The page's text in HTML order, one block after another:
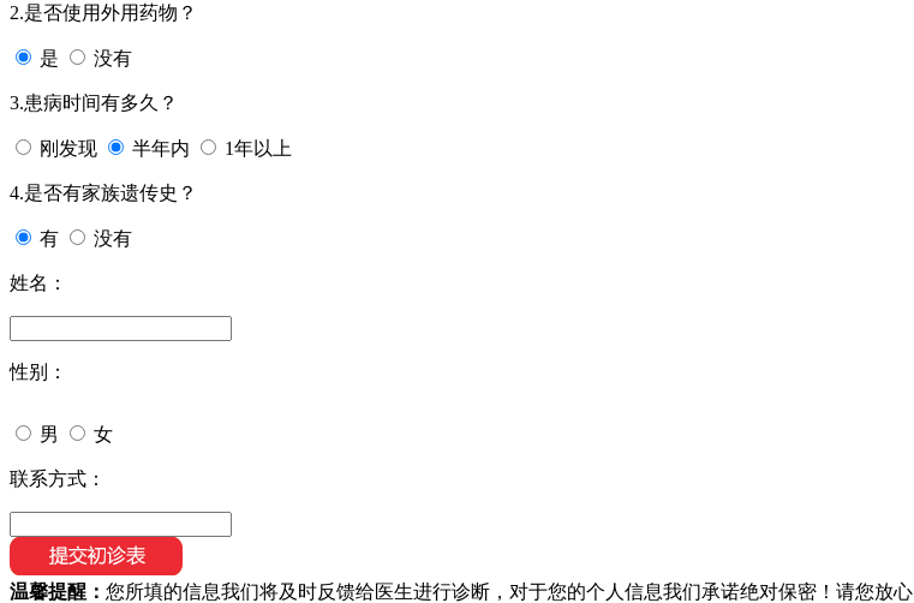
2.是否使用外用药物？
是 没有
3.患病时间有多久？
刚发现 半年内 1年以上
4.是否有家族遗传史？
有 没有
姓名：
性别：
男 女
联系方式：
温馨提醒： 您所填的信息我们将及时反馈给医生进行诊断，对于您的个人信息我们承诺绝对保密！请您放心